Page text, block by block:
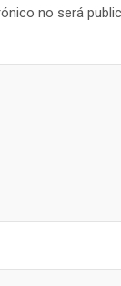
no será